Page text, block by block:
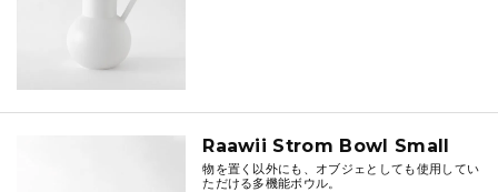
Raawii Strom Bowl Small
物を置く以外にも、オブジェとしても使用してい
ただける多機能ボウル。